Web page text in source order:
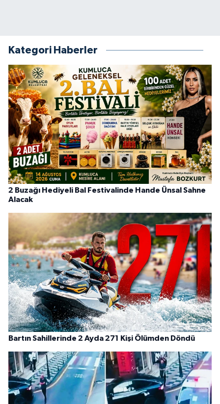
Kategori Haberler
2 Buzağı Hediyeli Bal Festivalinde Hande Ünsal Sahne
Alacak
Bartın Sahillerinde 2 Ayda 271 Kişi Ölümden Döndü